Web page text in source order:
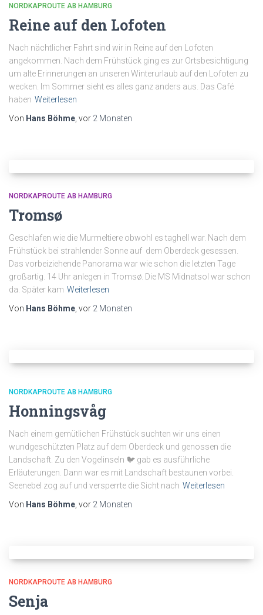
NORDKAPROUTE AB HAMBURG
Reine auf den Lofoten
Nach nächtlicher Fahrt sind wir in Reine auf den Lofoten
angekommen. Nach dem Frühstück ging es zur Ortsbesichtigung
um alte Erinnerungen an unseren Winterurlaub auf den Lofoten zu
wecken. Im Sommer sieht es alles ganz anders aus. Das Café
haben Weiterlesen
Von Hans Böhme, vor 2 Monaten
NORDKAPROUTE AB HAMBURG
Tromsø
Geschlafen wie die Murmeltiere obwohl es taghell war. Nach dem
Frühstück bei strahlender Sonne auf dem Oberdeck gesessen.
Das vorbeiziehende Panorama war wie schon die letzten Tage
großartig. 14 Uhr anlegen in Tromsø. Die MS Midnatsol war schon
da. Später kam Weiterlesen
Von Hans Böhme, vor 2 Monaten
NORDKAPROUTE AB HAMBURG
Honningsvåg
Nach einem gemütlichen Frühstück suchten wir uns einen
wundgeschützten Platz auf dem Oberdeck und genossen die
Landschaft. Zu den Vogelinseln 🐦 gab es ausführliche
Erläuterungen. Dann war es mit Landschaft bestaunen vorbei.
Seenebel zog auf und versperrte die Sicht nach Weiterlesen
Von Hans Böhme, vor 2 Monaten
NORDKAPROUTE AB HAMBURG
Senja